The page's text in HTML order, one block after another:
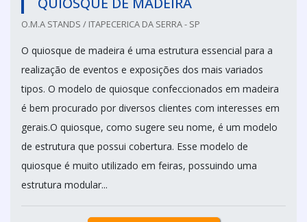
O.M.A STANDS / ITAPECERICA DA SERRA - SP
O quiosque de madeira é uma estrutura essencial para a
realização de eventos e exposições dos mais variados
tipos. O modelo de quiosque confeccionados em madeira
é bem procurado por diversos clientes com interesses em
gerais.O quiosque, como sugere seu nome, é um modelo
de estrutura que possui cobertura. Esse modelo de
quiosque é muito utilizado em feiras, possuindo uma
estrutura modular...